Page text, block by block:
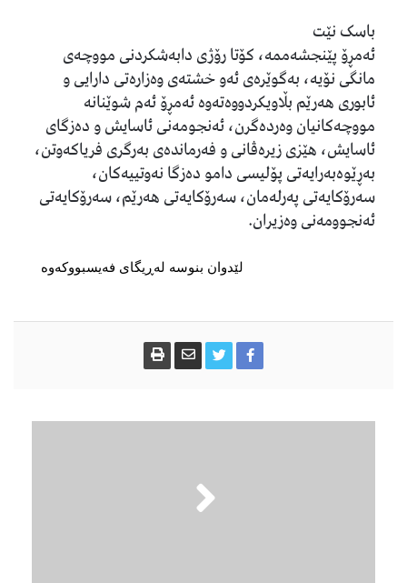
باسک نێت
ئەمڕۆ پێنجشەممە، کۆتا رۆژی دابەشکردنی مووچەی
مانگی نۆیە، بەگوێرەی ئەو خشتەی وەزارەتی دارایی و
ئابوری هەرێم بڵاویکردووەتەوە ئەمڕۆ ئەم شوێنانە
مووچەکانیان وەردەگرن، ئەنجومەنی ئاسایش و دەزگای
ئاسایش، هێزی زیرەڤانی و فەرماندەی بەرگری فریاکەوتن،
بەڕێوەبەرایەتی پۆلیسی دامو دەزگا نەوتییەکان،
سەرۆکایەتی پەرلەمان، سەرۆکایەتی هەرێم، سەرۆکایەتی
ئەنجوومەنی وەزیران.
لێدوان بنوسە لەڕیگای فەیسبووکەوە